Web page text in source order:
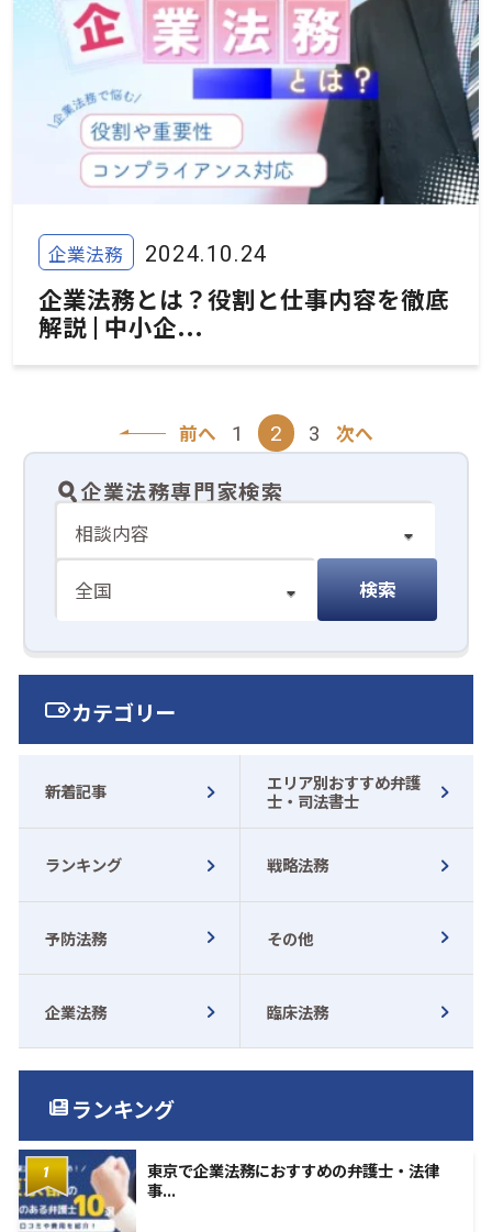
企業法務 2024.10.24
企業法務とは？役割と仕事内容を徹底
解説 | 中小企...
前へ 1 2 3 次へ
企業法務専門家検索
カテゴリー
新着記事
エリア別おすすめ弁護
士・司法書士
ランキング 戦略法務
予防法務 その他
企業法務 臨床法務
ランキング
東京で企業法務におすすめの弁護士・法律
事...